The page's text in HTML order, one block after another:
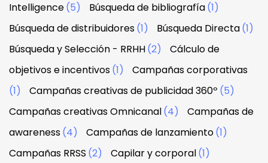
Intelligence(5) Búsqueda de bibliografía(1)
Búsqueda de distribuidores(1) Búsqueda Directa(1)
Búsqueda y Selección - RRHH(2)
Cálculo de
objetivos e incentivos(1)
Campañas corporativas
(1)
Campañas creativas de publicidad 360º (5)
Campañas creativas Omnicanal(4)
Campañas de
awareness(4) Campañas de lanzamiento(1)
Campañas RRSS (2) Capilar y corporal(1)